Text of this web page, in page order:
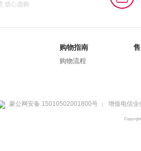
放心选购
购物指南
购物流程
蒙公网安备 15010502001800号 | 增值电信业